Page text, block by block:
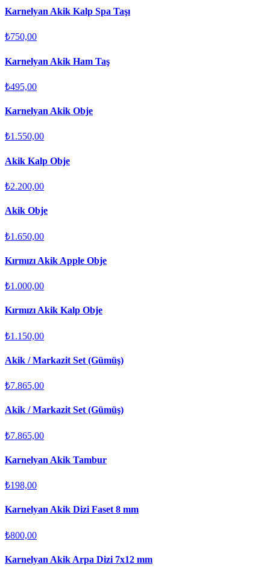
Karnelyan Akik Kalp Spa Taşı
₺750,00
Karnelyan Akik Ham Taş
₺495,00
Karnelyan Akik Obje
₺1.550,00
Akik Kalp Obje
₺2.200,00
Akik Obje
₺1.650,00
Kırmızı Akik Apple Obje
₺1.000,00
Kırmızı Akik Kalp Obje
₺1.150,00
Akik / Markazit Set (Gümüş)
₺7.865,00
Akik / Markazit Set (Gümüş)
₺7.865,00
Karnelyan Akik Tambur
₺198,00
Karnelyan Akik Dizi Faset 8 mm
₺800,00
Karnelyan Akik Arpa Dizi 7x12 mm